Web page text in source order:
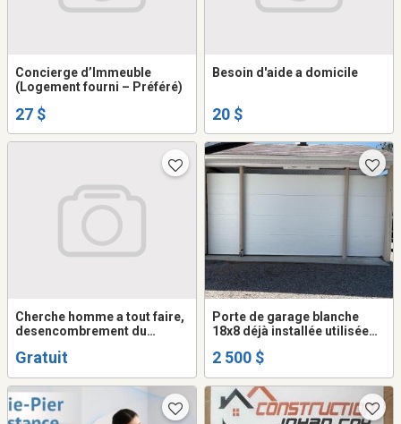
Concierge d’Immeuble
(Logement fourni – Préféré)
27 $
Besoin d'aide a domicile
20 $
Cherche homme a tout faire,
desencombrement du
hardin etc.
Gratuit
Porte de garage blanche
18x8 déjà installée utilisée
quincaillerie comprise
2 500 $